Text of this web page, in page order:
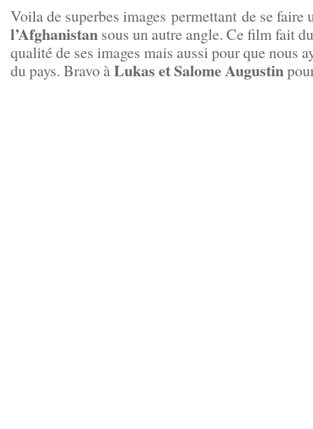
Voila de superbes images permettant de se faire
l’Afghanistan sous un autre angle. Ce film fait
qualité de ses images mais aussi pour que nous
du pays. Bravo àLukas et Salome Augustin